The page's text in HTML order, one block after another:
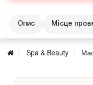
Опис Місце
Spa & Beauty